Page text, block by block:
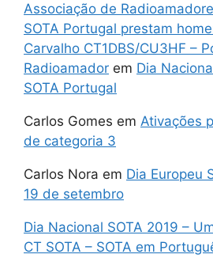
Associação de
SOTA Portugal prestam
Carvalho CT1DBS/CU3HF –
Radioamador em Dia
SOTA Portugal
Carlos Gomes em Ativações
de categoria 3
Carlos Nora em Dia Europeu
19 de setembro
Dia Nacional SOTA 2019 –
CT SOTA – SOTA em